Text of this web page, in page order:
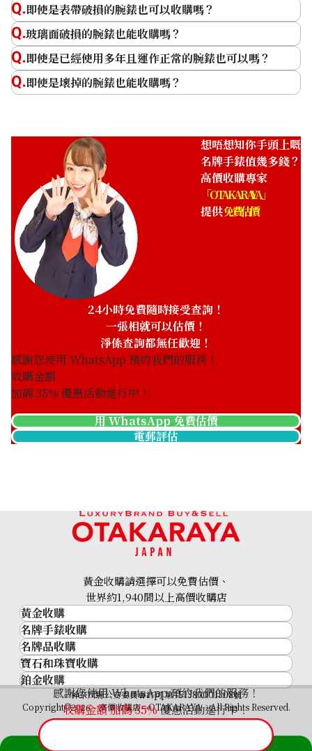
即使是表帶破損的腕錶也可以收購嗎？
玻璃面破損的腕錶也能收購嗎？
即使是已經使用多年且運作正常的腕錶也可以嗎？
即使是壞掉的腕錶也能收購嗎？
想唔想知你手頭上嘅
名牌手錶值幾多錢？
高價收購專家
「OTAKARAYA」
提供免費估價
24小時免費隨時接受查詢！
一張相就可以估價！
淨係查詢都無任歡迎！
感謝您使用 WhatsApp 預約我們的服務！
收購金額
加碼35% 優惠活動進行中！
用 WhatsApp 免費估價
電郵評估
感謝您使用 WhatsApp 預約我們的服務！
收購金額 加碼35%優惠活動進行中！
黃金收購請選擇可以免費估價、
世界約1,940間以上高價收購店
黃金收購
黃金･金條
金條
金幣及銀幣
過去十年黃金價格
金飾
金戒指
金頸鍊
名牌手錶收購
名牌手錶收購
勞力士 (Rolex)
Patek Philippe
Audemars Piguet
Vacheron Constantin
A. Lange & Söhne
名牌品收購
名牌品收購
HERMES
LOUIS VUITTON
CHANEL
卡地亞（Cartier）
寶石和珠寶收購
寶石和珠寶
祖母綠
藍寶石
鉑金收購
神奈川縣公安委員會許可 第451380001308號
Copyright©2026 高價收購店—OTAKARAYA All Rights Reserved.